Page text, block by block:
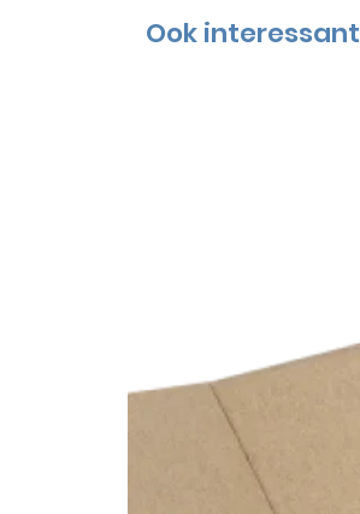
Ook interessant